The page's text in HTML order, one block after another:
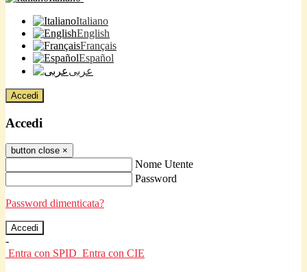
Italiano
English
Français
Español
عربى
Accedi
Accedi
button close ×
Nome Utente
Password
Password dimenticata?
-
Entra con SPID Entra con CIE